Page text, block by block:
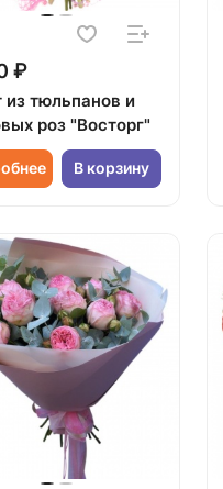
₽
из тюльпанов и
роз "Восторг"
В корзину